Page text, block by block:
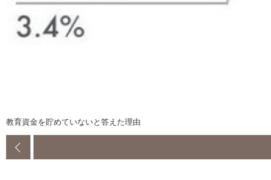
教育資金を貯めていないと答えた理由